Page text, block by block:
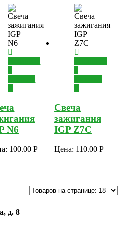
N6
100.00Р
Свеча
зажигания
IGP Z7C
Цена: 110.00 Р
д. 8